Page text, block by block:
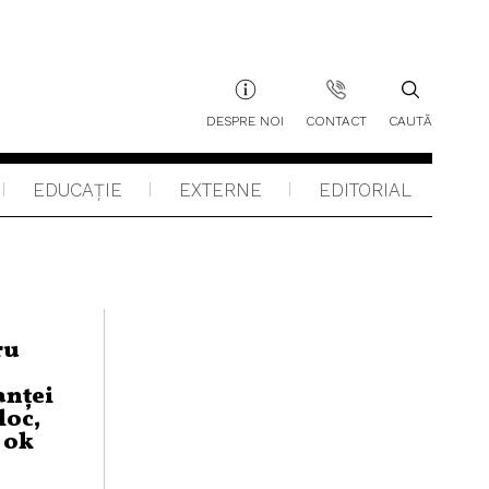
DESPRE NOI CONTACT CAUTĂ
EDUCAŢIE EXTERNE EDITORIAL
ok